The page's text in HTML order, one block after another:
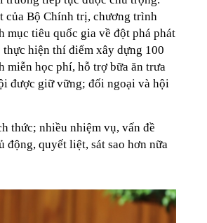
của Bộ Chính trị, chương trình
mục tiêu quốc gia về đột phá phát
thực hiện thí điểm xây dựng 100
học phí, hỗ trợ bữa ăn trưa
được giữ vững; đối ngoại và hội
thức; nhiều nhiệm vụ, vấn đề
động, quyết liệt, sát sao hơn nữa